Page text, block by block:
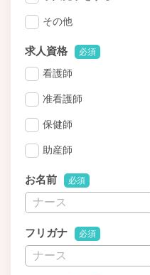
その他
求人資格 必須
看護師
准看護師
保健師
助産師
お名前 必須
フリガナ 必須